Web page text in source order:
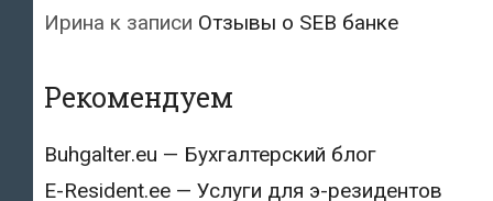
Ирина к записи Отзывы о SEB банке
Рекомендуем
Buhgalter.eu — Бухгалтерский блог
E-Resident.ee — Услуги для э-резидентов